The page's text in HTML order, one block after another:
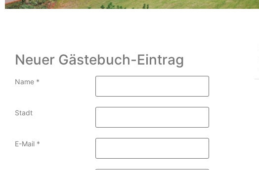
Neuer Gästebuch-Eintrag
Name *
Stadt
E-Mail *